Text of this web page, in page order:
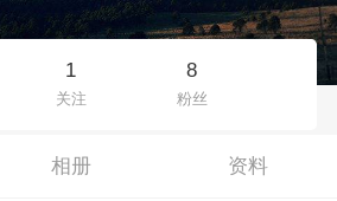
1
关注
8
粉丝
相册 资料